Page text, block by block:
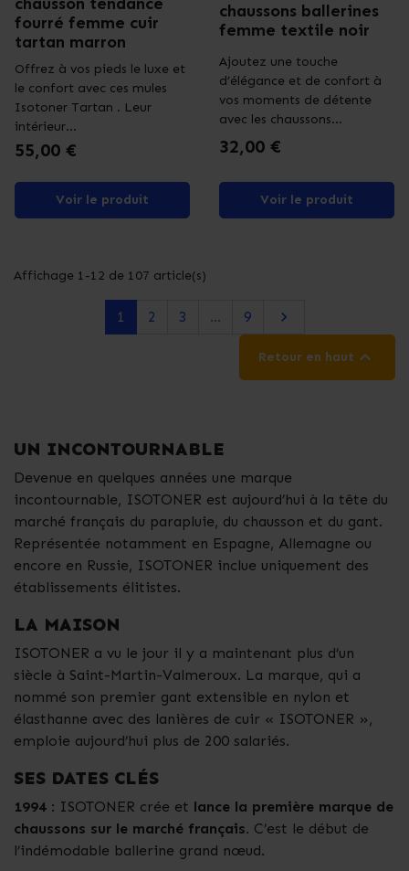
fourré femme cuir
tartan marron
Offrez à vos pieds le luxe et
le confort avec ces mules
Isotoner Tartan . Leur
intérieur...
Prix
55,00 €
Voir le produit
chaussons ballerines
femme textile noir
Ajoutez une touche
d’élégance et de confort à
vos moments de détente
avec les chaussons...
Prix
32,00 €
Voir le produit
Affichage 1-12 de 107 article(s)
1 2 3 … 9 Suivant

Retour en haut 
UN INCONTOURNABLE
Devenue en quelques années une marque
incontournable, ISOTONER est aujourd’hui à la tête du
marché français du parapluie, du chausson et du gant.
Représentée notamment en Espagne, Allemagne ou
encore en Russie, ISOTONER inclue uniquement des
établissements élitistes.
LA MAISON
ISOTONER a vu le jour il y a maintenant plus d’un
siècle à Saint-Martin-Valmeroux. La marque, qui a
nommé son premier gant extensible en nylon et
élasthanne avec des lanières de cuir « ISOTONER »,
emploie aujourd’hui plus de 200 salariés.
SES DATES CLÉS
1994 : ISOTONER crée et lance la première marque de
chaussons sur le marché français. C’est le début de
l’indémodable ballerine grand nœud.